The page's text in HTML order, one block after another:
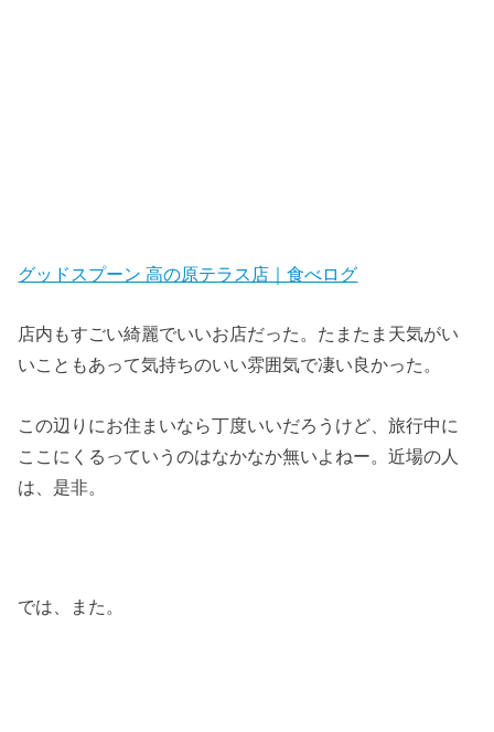
グッドスプーン 高の原テラス店｜食べログ
店内もすごい綺麗でいいお店だった。たまたま天気がい
いこともあって気持ちのいい雰囲気で凄い良かった。
この辺りにお住まいなら丁度いいだろうけど、旅行中に
ここにくるっていうのはなかなか無いよねー。近場の人
は、是非。
では、また。